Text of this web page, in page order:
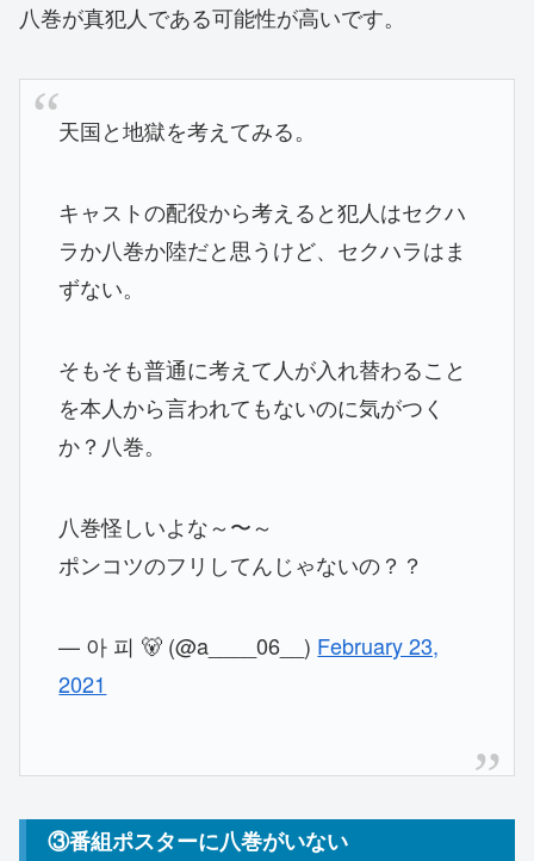
八巻が真犯人である可能性が高いです。
天国と地獄を考えてみる。
キャストの配役から考えると犯人はセクハ
ラか八巻か陸だと思うけど、セクハラはま
ずない。
そもそも普通に考えて人が入れ替わること
を本人から言われてもないのに気がつく
か？八巻。
八巻怪しいよな～〜～
ポンコツのフリしてんじゃないの？？
— 아 피 🐻 (@a____06__) February 23,
2021
③番組ポスターに八巻がいない